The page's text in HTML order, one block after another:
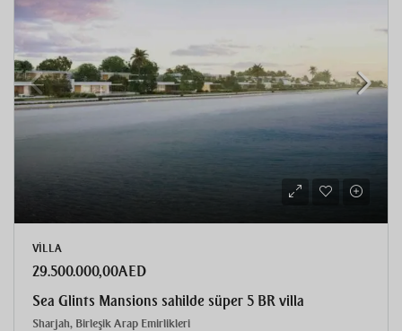
VILLA
29.500.000,00AED
Sea Glints Mansions sahilde süper 5 BR villa
Sharjah, Birleşik Arap Emirlikleri